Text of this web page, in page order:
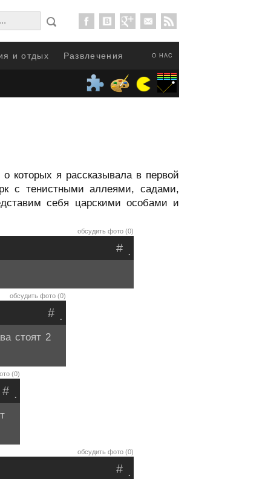
О НАС
и отдых Развлечения
которых я рассказывала в первой
с тенистными аллеями, садами,
себя царскими особами и
обсудить фото (0)
.
#
обсудить фото (0)
.
#
стоят 2
(0)
.
#
обсудить фото (0)
.
#